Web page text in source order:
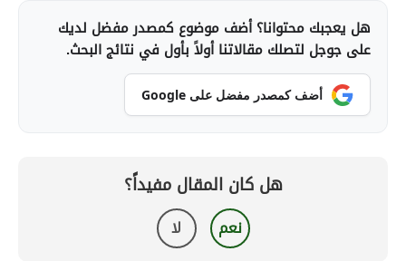
هل يعجبك محتوانا؟ أضف موضوع كمصدر مفضل لديك
على جوجل لتصلك مقالاتنا أولاً بأول في نتائج البحث.
أضف كمصدر مفضل على Google
هل كان المقال مفيداً؟
نعم لا